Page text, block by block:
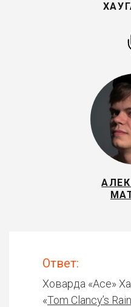
Ответ:
Ховарда «Ace»
«Tom Clancy’s